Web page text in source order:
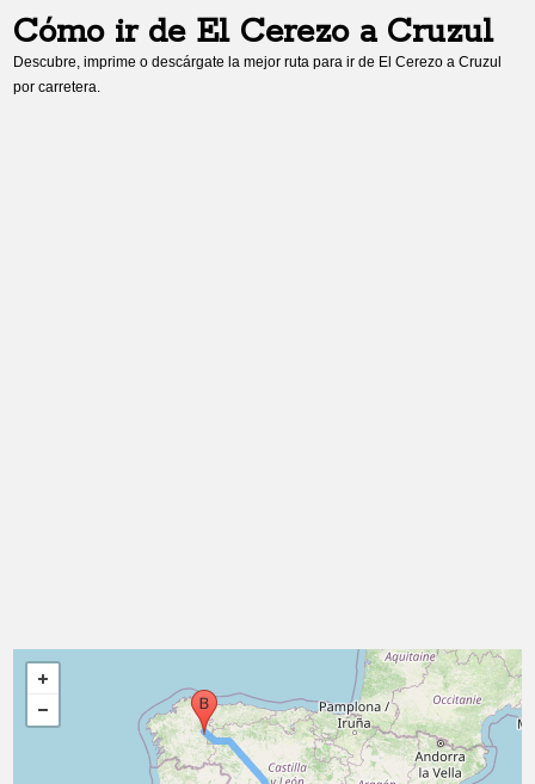
Cómo ir de El Cerezoa Cruzul
Descubre, imprime o descárgate la mejor ruta para ir de El Cerezo aCruzul
por carretera.